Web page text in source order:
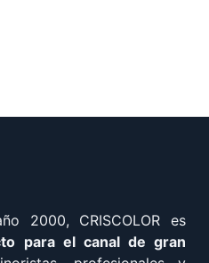
2000, CRISCOLOR es
para el canal de gran